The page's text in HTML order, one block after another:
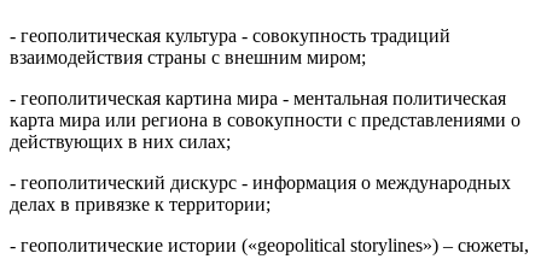
- геополитическая культура - совокупность традиций
взаимодействия страны с внешним миром;
- геополитическая картина мира - ментальная политическая
карта мира или региона в совокупности с представлениями о
действующих в них силах;
- геополитический дискурс - информация о международных
делах в привязке к территории;
- геополитические истории («geopolitical storylines») – сюжеты,